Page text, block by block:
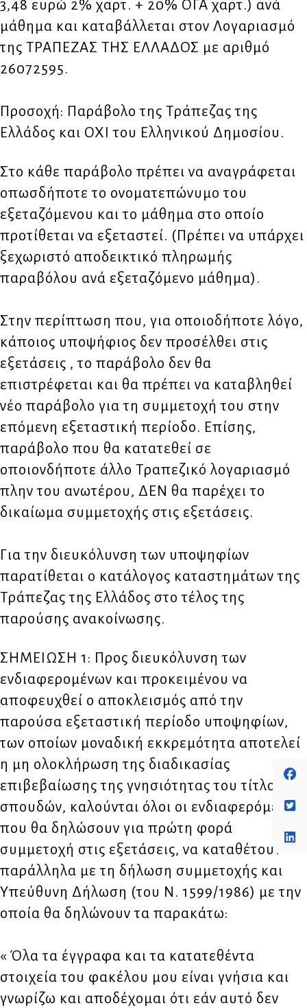
3,48 ευρώ 2% χαρτ. + 20% ΟΓΑ χαρτ.) ανά
μάθημα και καταβάλλεται στον Λογαριασμό
της ΤΡΑΠΕΖΑΣ ΤΗΣ ΕΛΛΑΔΟΣ με αριθμό
26072595.
Προσοχή: Παράβολο της Τράπεζας της
Ελλάδος και ΟΧΙ του Ελληνικού Δημοσίου.
Στο κάθε παράβολο πρέπει να αναγράφεται
οπωσδήποτε το ονοματεπώνυμο του
εξεταζόμενου και το μάθημα στο οποίο
προτίθεται να εξεταστεί. (Πρέπει να υπάρχει
ξεχωριστό αποδεικτικό πληρωμής
παραβόλου ανά εξεταζόμενο μάθημα).
Στην περίπτωση που, για οποιοδήποτε λόγο,
κάποιος υποψήφιος δεν προσέλθει στις
εξετάσεις , το παράβολο δεν θα
επιστρέφεται και θα πρέπει να καταβληθεί
νέο παράβολο για τη συμμετοχή του στην
επόμενη εξεταστική περίοδο. Επίσης,
παράβολο που θα κατατεθεί σε
οποιονδήποτε άλλο Τραπεζικό λογαριασμό
πλην του ανωτέρου, ΔΕΝ θα παρέχει το
δικαίωμα συμμετοχής στις εξετάσεις.
Για την διευκόλυνση των υποψηφίων
παρατίθεται ο κατάλογος καταστημάτων της
Τράπεζας της Ελλάδος στο τέλος της
παρούσης ανακοίνωσης.
ΣΗΜΕΙΩΣΗ 1: Προς διευκόλυνση των
ενδιαφερομένων και προκειμένου να
αποφευχθεί ο αποκλεισμός από την
παρούσα εξεταστική περίοδο υποψηφίων,
των οποίων μοναδική εκκρεμότητα αποτελεί
η μη ολοκλήρωση της διαδικασίας
επιβεβαίωσης της γνησιότητας του τίτλου
σπουδών, καλούνται όλοι οι ενδιαφερόμενοι
που θα δηλώσουν για πρώτη φορά
συμμετοχή στις εξετάσεις, να καταθέτουν
παράλληλα με τη δήλωση συμμετοχής και
Υπεύθυνη Δήλωση (του Ν. 1599/1986) με την
οποία θα δηλώνουν τα παρακάτω:
« Όλα τα έγγραφα και τα κατατεθέντα
στοιχεία του φακέλου μου είναι γνήσια και
γνωρίζω και αποδέχομαι ότι εάν αυτό δεν